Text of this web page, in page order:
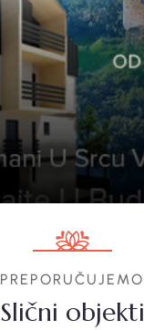
PREPORUČUJEMO
Slični objekti